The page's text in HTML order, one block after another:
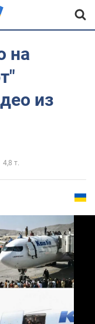
на
из
4,8 т.